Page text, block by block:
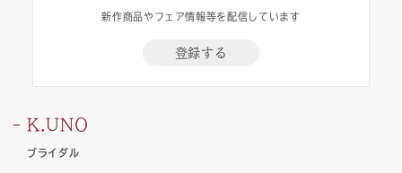
新作商品やフェア情報等を配信しています
登録する
K.UNO
ブライダル